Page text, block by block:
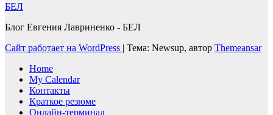
БЕЛ
Блог Евгения Лавриненко - БЕЛ
Сайт работает на WordPress | Тема: Newsup, автор Themeansar
Home
My Calendar
Контакты
Краткое резюме
Онлайн-терминал